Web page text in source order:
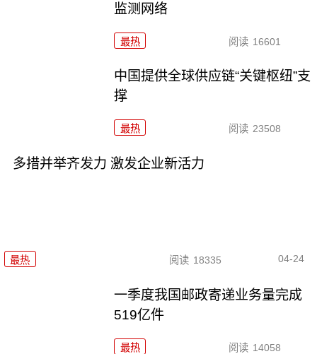
监测网络
最热 阅读 16601
中国提供全球供应链“关键枢纽”支
撑
最热 阅读 23508
多措并举齐发力 激发企业新活力
最热 阅读 18335 04-24
一季度我国邮政寄递业务量完成
519亿件
最热 阅读 14058